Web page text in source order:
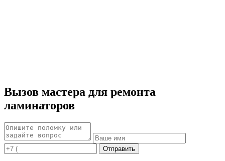
Вызов мастера для ремонта
ламинаторов